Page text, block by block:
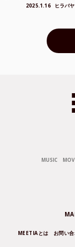
2025.1.16 ヒラバ
MUSIC
MEETIAとは お問い